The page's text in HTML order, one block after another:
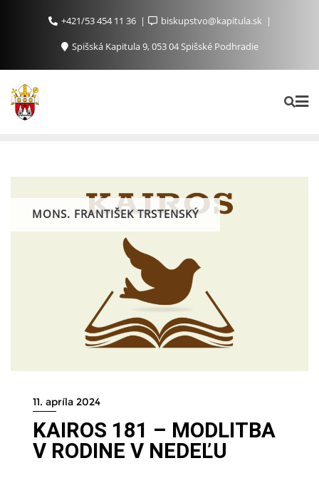
+421/53 454 11 36
biskupstvo@kapitula.sk
Spišská Kapitula 9, 053 04 Spišské Podhradie
MONS. FRANTIŠEK TRSTENSKÝ
11. apríla 2024
KAIROS 181 – MODLITBA
V RODINE V NEDEĽU